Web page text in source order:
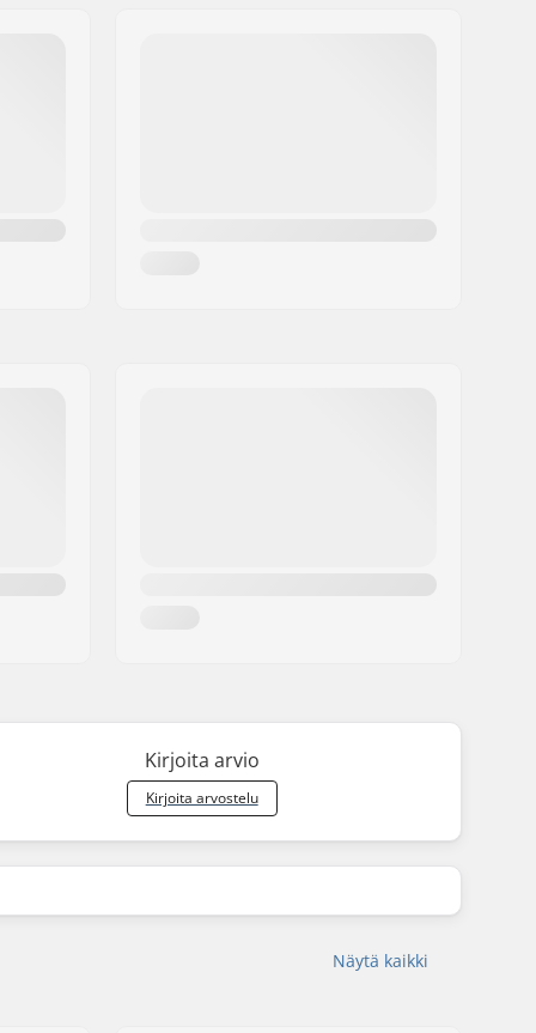
Kirjoita arvio
Kirjoita arvostelu
Näytä kaikki